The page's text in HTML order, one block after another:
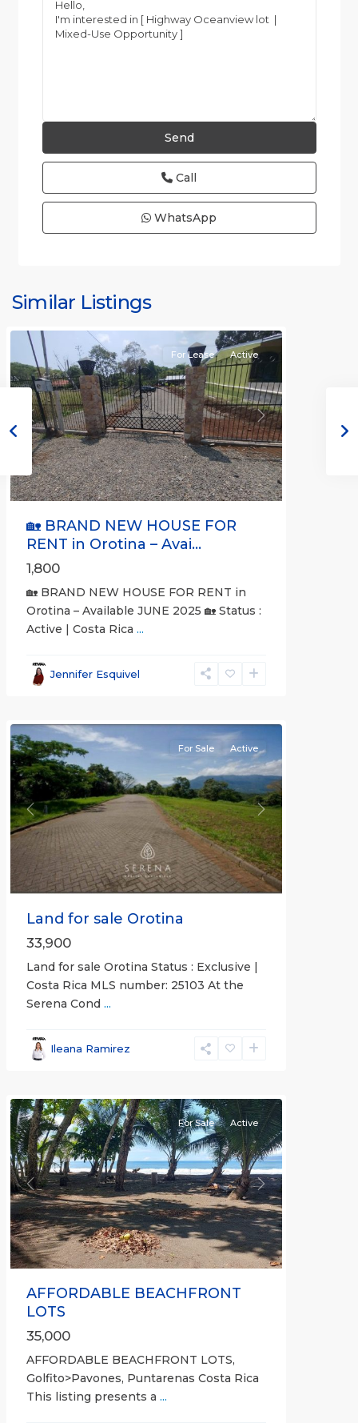
Call
WhatsApp
Similar Listings
(Province)
Previous Next
For Lease Active
🏡 BRAND NEW HOUSE FOR
RENT in Orotina – Avai...
1,800
🏡 BRAND NEW HOUSE FOR RENT in
Orotina – Available JUNE 2025 🏡 Status :
Active | Costa Rica ...
Jennifer Esquivel
Alajuela
(Province)
Previous Next
For Sale Active
Land for sale Orotina
33,900
Land for sale Orotina Status : Exclusive |
Costa Rica MLS number: 25103 At the
Serena Cond ...
Ileana Ramirez
Previous Next
For Sale Active
AFFORDABLE BEACHFRONT
LOTS
35,000
AFFORDABLE BEACHFRONT LOTS,
Golfito>Pavones, Puntarenas Costa Rica
This listing presents a ...